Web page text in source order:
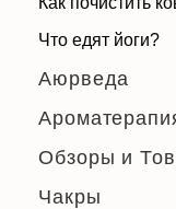
Что едят йоги?
Аюрведа
Обзоры и
Чакры